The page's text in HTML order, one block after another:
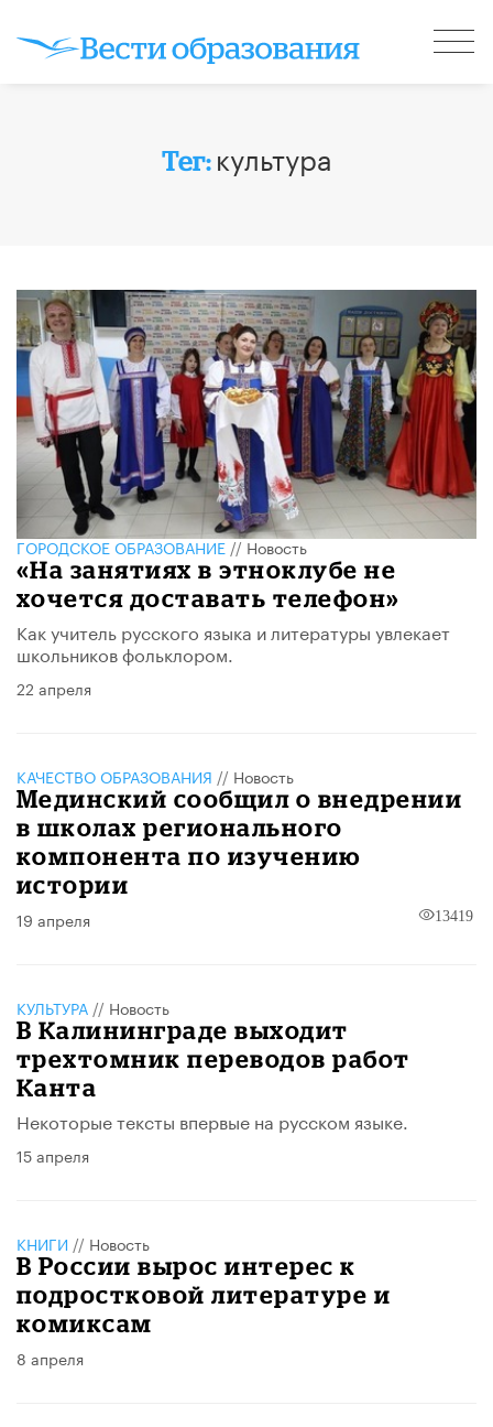
Тег: культура
ГОРОДСКОЕ ОБРАЗОВАНИЕ//Новость
«На занятиях в этноклубе не
хочется доставать телефон»
Как учитель русского языка и литературы увлекает
школьников фольклором.
22 апреля
КАЧЕСТВО ОБРАЗОВАНИЯ // Новость
Мединский сообщил о внедрении
в школах регионального
компонента по изучению
истории
19 апреля 13419
КУЛЬТУРА // Новость
В Калининграде выходит
трехтомник переводов работ
Канта
Некоторые тексты впервые на русском языке.
15 апреля
КНИГИ // Новость
В России вырос интерес к
подростковой литературе и
комиксам
8 апреля